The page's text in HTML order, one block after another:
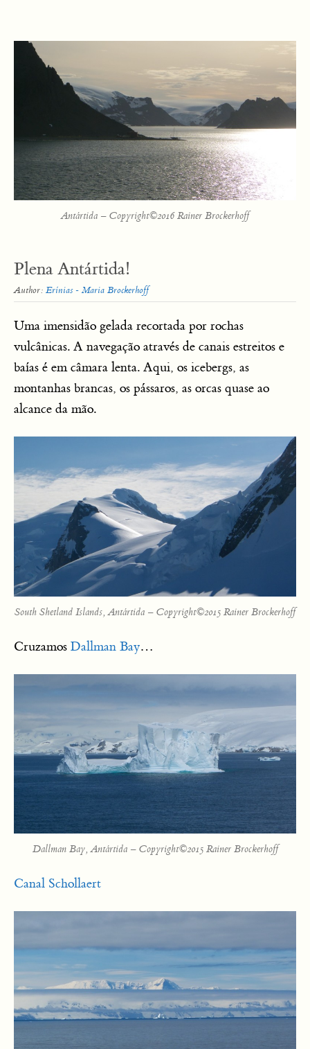
Antártida – Copyright©2016 Rainer Brockerhoff
Plena Antártida!
Author: Erínias - Maria Brockerhoff
Uma imensidão gelada recortada por rochas
vulcânicas. A navegação através de canais estreitos e
baías é em câmara lenta. Aqui, os icebergs, as
montanhas brancas, os pássaros, as orcas quase ao
alcance da mão.
South Shetland Islands, Antártida – Copyright©2015 Rainer Brockerhoff
Cruzamos Dallman Bay…
Dallman Bay, Antártida – Copyright©2015 Rainer Brockerhoff
Canal Schollaert